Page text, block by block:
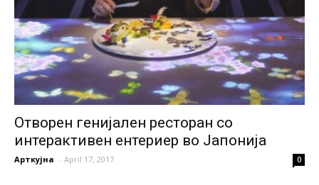
Отворен генијален ресторан со
интерактивен ентериер во Јапонија
Арткујна - April 17, 2017 0